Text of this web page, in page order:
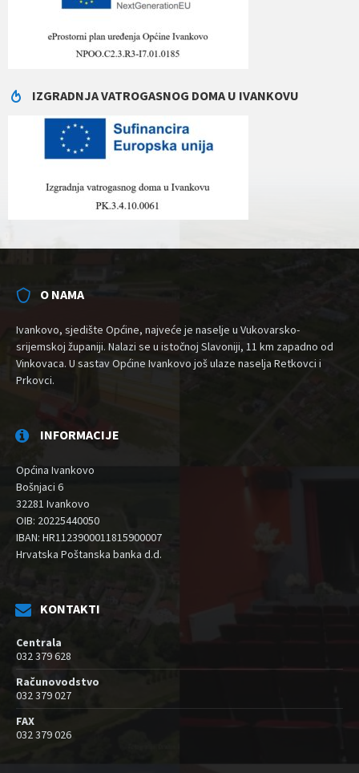
IZGRADNJA VATROGASNOG DOMA U IVANKOVU
O NAMA
Ivankovo, sjedište Općine, najveće je naselje u Vukovarsko-
srijemskoj županiji. Nalazi se u istočnoj Slavoniji, 11 km zapadno od
Vinkovaca. U sastav Općine Ivankovo još ulaze naselja Retkovci i
Prkovci.
INFORMACIJE
Općina Ivankovo
Bošnjaci 6
32281 Ivankovo
OIB: 20225440050
IBAN: HR1123900011815900007
Hrvatska Poštanska banka d.d.
KONTAKTI
Centrala
032 379 628
Računovodstvo
032 379 027
FAX
032 379 026